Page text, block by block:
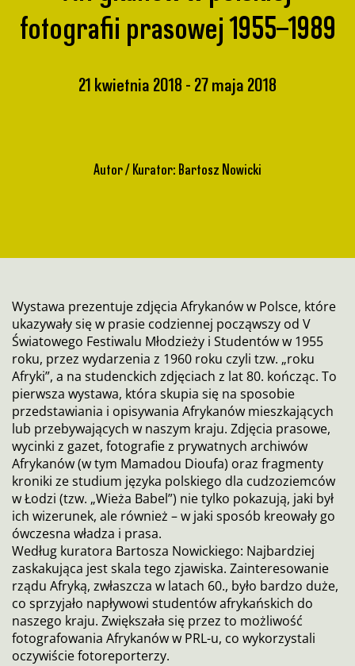
fotografii prasowej 1955–1989
21 kwietnia 2018 27 maja 2018
Autor / Kurator: Bartosz Nowicki
Wystawa prezentuje zdjęcia Afrykanów w Polsce, które
ukazywały się w prasie codziennej począwszy od V
Światowego Festiwalu Młodzieży i Studentów w 1955
roku, przez wydarzenia z 1960 roku czyli tzw. „roku
Afryki”, a na studenckich zdjęciach z lat 80. kończąc. To
pierwsza wystawa, która skupia się na sposobie
przedstawiania i opisywania Afrykanów mieszkających
lub przebywających w naszym kraju. Zdjęcia prasowe,
wycinki z gazet, fotografie z prywatnych archiwów
Afrykanów (w tym Mamadou Dioufa) oraz fragmenty
kroniki ze studium języka polskiego dla cudzoziemców
w Łodzi (tzw. „Wieża Babel”) nie tylko pokazują, jaki był
ich wizerunek, ale również – w jaki sposób kreowały go
ówczesna władza i prasa.
Według kuratora Bartosza Nowickiego: Najbardziej
zaskakująca jest skala tego zjawiska. Zainteresowanie
rządu Afryką, zwłaszcza w latach 60., było bardzo duże,
co sprzyjało napływowi studentów afrykańskich do
naszego kraju. Zwiększała się przez to możliwość
fotografowania Afrykanów w PRL-u, co wykorzystali
oczywiście fotoreporterzy.